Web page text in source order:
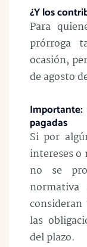
¿Y los
Para
prórroga
ocasión,
de agosto
pagadas
Si por
intereses o
no se
las
del plazo.